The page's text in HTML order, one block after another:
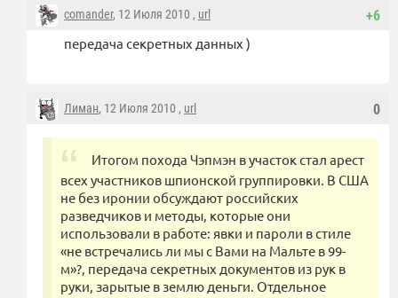
+6
comander, 12 Июля 2010 , url
передача секретных данных )
0
Лиман, 12 Июля 2010 , url
Итогом похода Чэпмэн в участок стал арест
всех участников шпионской группировки. В США
не без иронии обсуждают российских
разведчиков и методы, которые они
использовали в работе: явки и пароли в стиле
«не встречались ли мы с Вами на Мальте в 99-
м»?, передача секретных документов из рук в
руки, зарытые в землю деньги. Отдельное